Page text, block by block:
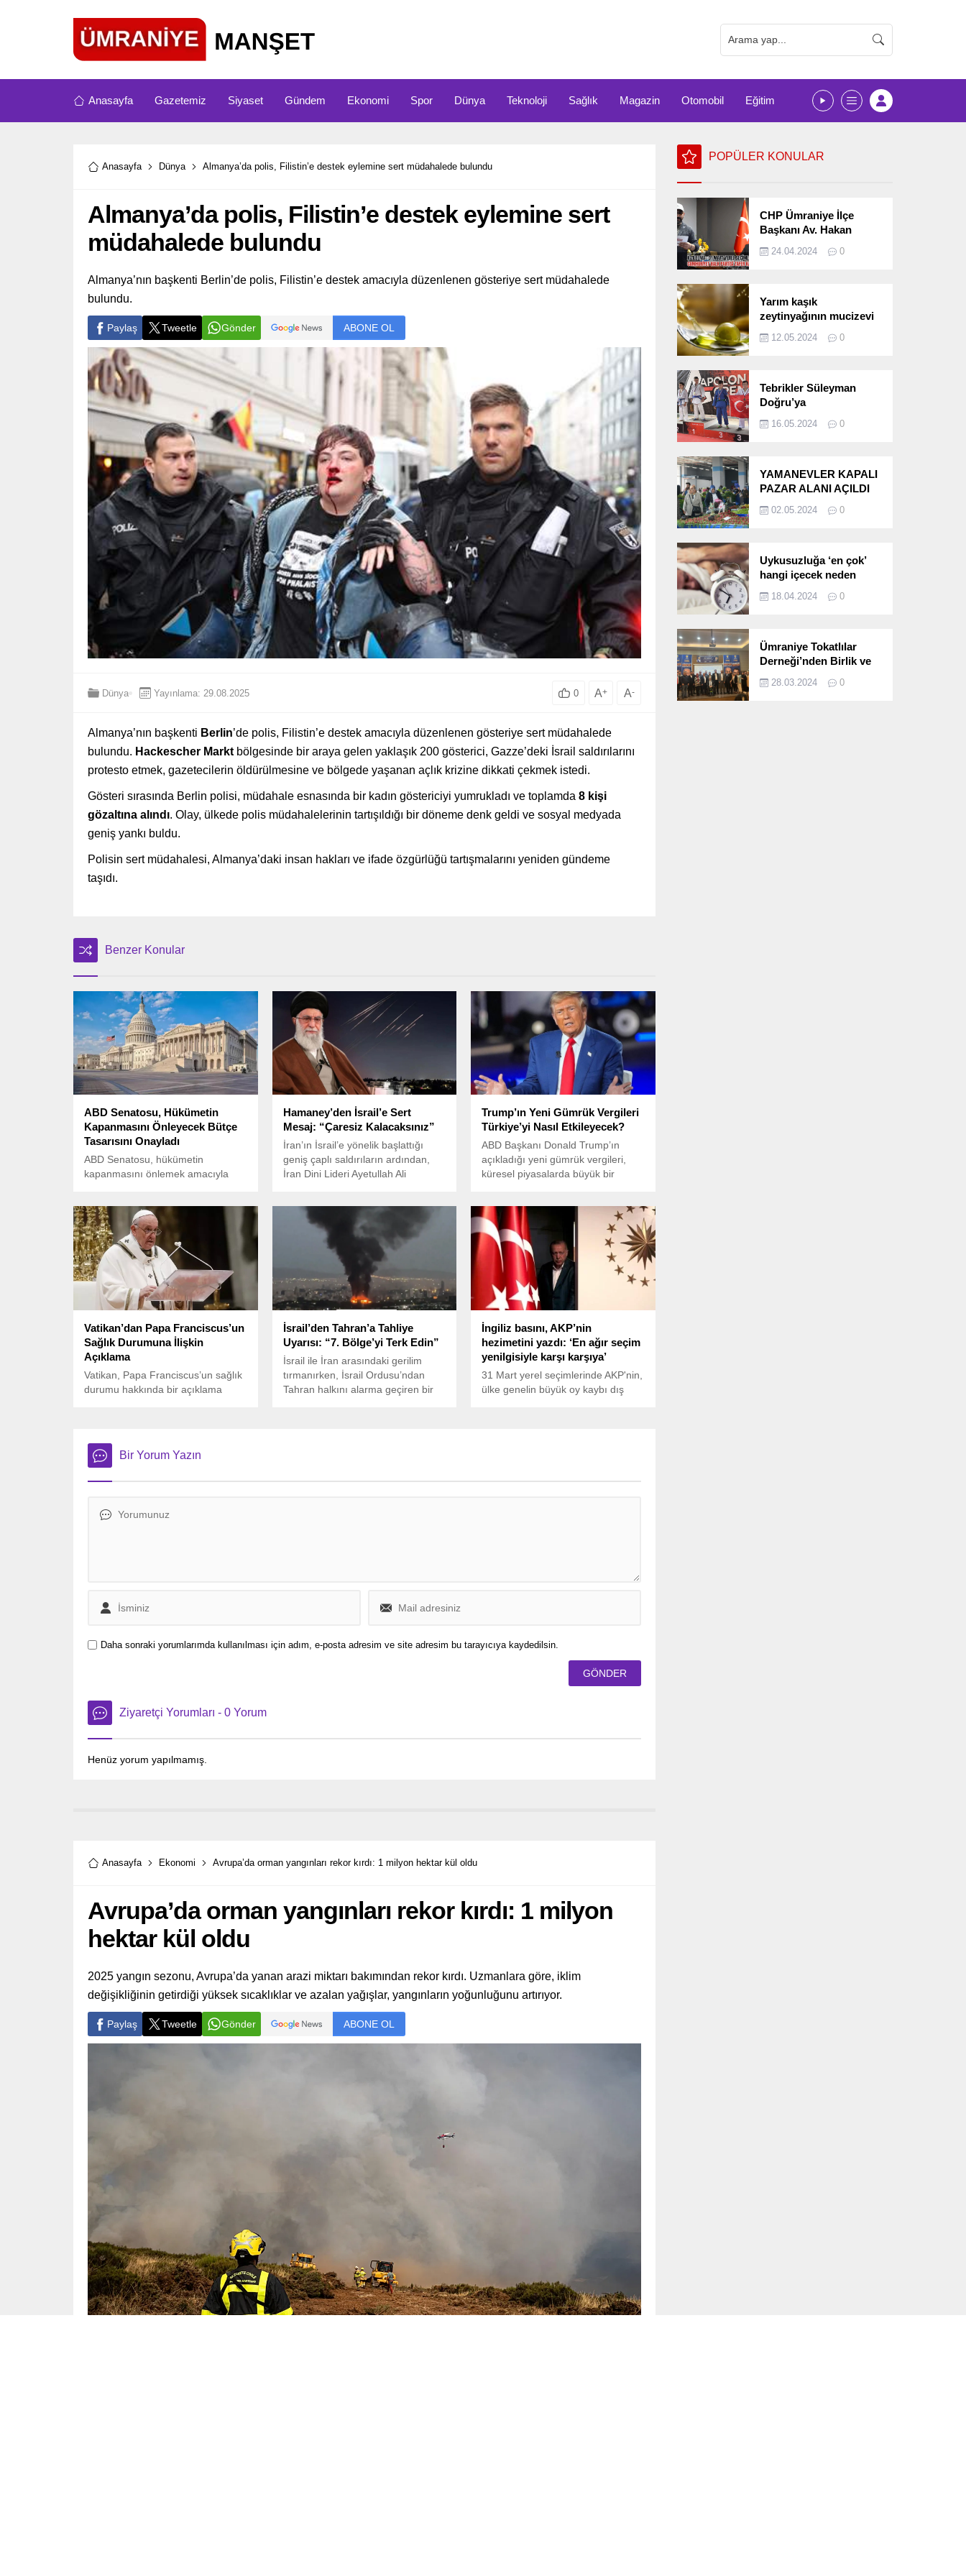
Anasayfa Gazetemiz Siyaset Gündem Ekonomi Spor Dünya Teknoloji Sağlık Magazin Otomobil Eğitim
Anasayfa Dünya Almanya’da polis, Filistin’e destek eylemine sert müdahalede bulundu
Almanya’da polis, Filistin’e destek eylemine sert
müdahalede bulundu
Almanya’nın başkenti Berlin’de polis, Filistin’e destek amacıyla düzenlenen gösteriye sert müdahalede
bulundu.
Paylaş Tweetle Gönder ABONE OL
Dünya Yayınlama: 29.08.2025 0 A+ A-
Almanya’nın başkenti Berlin’de polis, Filistin’e destek amacıyla düzenlenen gösteriye sert müdahalede
bulundu. Hackescher Markt bölgesinde bir araya gelen yaklaşık 200 gösterici, Gazze’deki İsrail saldırılarını
protesto etmek, gazetecilerin öldürülmesine ve bölgede yaşanan açlık krizine dikkati çekmek istedi.
Gösteri sırasında Berlin polisi, müdahale esnasında bir kadın göstericiyi yumrukladı ve toplamda 8 kişi
gözaltına alındı. Olay, ülkede polis müdahalelerinin tartışıldığı bir döneme denk geldi ve sosyal medyada
geniş yankı buldu.
Polisin sert müdahalesi, Almanya’daki insan hakları ve ifade özgürlüğü tartışmalarını yeniden gündeme
taşıdı.
Benzer Konular
ABD Senatosu, Hükümetin
Kapanmasını Önleyecek Bütçe
Tasarısını Onayladı
ABD Senatosu, hükümetin
kapanmasını önlemek amacıyla
Hamaney’den İsrail’e Sert
Mesaj: “Çaresiz Kalacaksınız”
İran’ın İsrail’e yönelik başlattığı
geniş çaplı saldırıların ardından,
İran Dini Lideri Ayetullah Ali
Trump’ın Yeni Gümrük Vergileri
Türkiye’yi Nasıl Etkileyecek?
ABD Başkanı Donald Trump’ın
açıkladığı yeni gümrük vergileri,
küresel piyasalarda büyük bir
Vatikan’dan Papa Franciscus’un
Sağlık Durumuna İlişkin
Açıklama
Vatikan, Papa Franciscus’un sağlık
durumu hakkında bir açıklama
çift taraflı zatürre teşhisi konmuştu.
İsrail’den Tahran’a Tahliye
Uyarısı: “7. Bölge’yi Terk Edin”
İsrail ile İran arasındaki gerilim
tırmanırken, İsrail Ordusu’ndan
Tahran halkını alarma geçiren bir
İngiliz basını, AKP’nin
hezimetini yazdı: ‘En ağır seçim
yenilgisiyle karşı karşıya’
31 Mart yerel seçimlerinde AKP'nin,
ülke genelin büyük oy kaybı dış
Bir Yorum Yazın
Daha sonraki yorumlarımda kullanılması için adım, e-posta adresim ve site adresim bu tarayıcıya kaydedilsin.
Ziyaretçi Yorumları - 0 Yorum
Henüz yorum yapılmamış.
Anasayfa Ekonomi Avrupa’da orman yangınları rekor kırdı: 1 milyon hektar kül oldu
Avrupa’da orman yangınları rekor kırdı: 1 milyon
hektar kül oldu
2025 yangın sezonu, Avrupa’da yanan arazi miktarı bakımından rekor kırdı. Uzmanlara göre, iklim
değişikliğinin getirdiği yüksek sıcaklıklar ve azalan yağışlar, yangınların yoğunluğunu artırıyor.
Paylaş Tweetle Gönder ABONE OL
POPÜLER KONULAR
CHP Ümraniye İlçe
Başkanı Av. Hakan
Seçimlerini
24.04.2024 0
Yarım kaşık
zeytinyağının mucizevi
12.05.2024 0
Tebrikler Süleyman
Doğru’ya
16.05.2024 0
YAMANEVLER KAPALI
PAZAR ALANI AÇILDI
02.05.2024 0
Uykusuzluğa ‘en çok’
hangi içecek neden
18.04.2024 0
Ümraniye Tokatlılar
Derneği’nden Birlik ve
Programı
28.03.2024 0